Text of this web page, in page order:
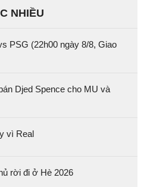
NHIỀU
PSG (22h00 ngày 8/8, Giao
Djed Spence cho MU và
vì Real
rời đi ở Hè 2026